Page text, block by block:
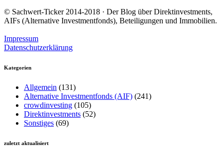
© Sachwert-Ticker 2014-2018 · Der Blog über Direktinvestments,
AIFs (Alternative Investmentfonds), Beteiligungen und Immobilien.
Impressum
Datenschutzerklärung
Kategorien
Allgemein (131)
Alternative Investmentfonds (AIF) (241)
crowdinvesting (105)
Direktinvestments (52)
Sonstiges (69)
zuletzt aktualisiert